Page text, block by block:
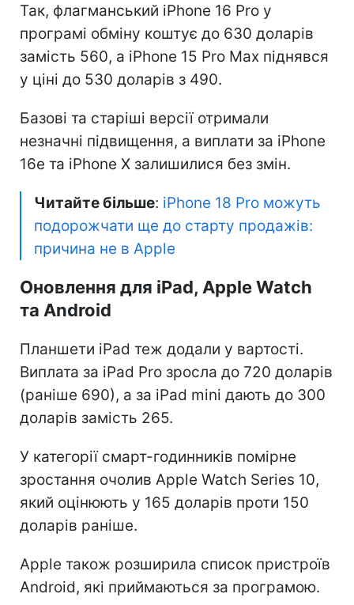
Так, флагманський iPhone 16 Pro у
програмі обміну коштує до 630 доларів
замість 560, а iPhone 15 Pro Max піднявся
у ціні до 530 доларів з 490.
Базові та старіші версії отримали
незначні підвищення, а виплати за iPhone
16e та iPhone X залишилися без змін.
Читайте більше: iPhone 18 Pro можуть
подорожчати ще до старту продажів:
причина не в Apple
Оновлення для iPad, Apple Watch
та Android
Планшети iPad теж додали у вартості.
Виплата за iPad Pro зросла до 720 доларів
(раніше 690), а за iPad mini дають до 300
доларів замість 265.
У категорії смарт-годинників помірне
зростання очолив Apple Watch Series 10,
який оцінюють у 165 доларів проти 150
доларів раніше.
Apple також розширила список пристроїв
Android, які приймаються за програмою.